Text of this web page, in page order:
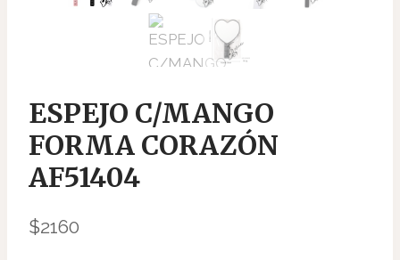
ESPEJO C/MANGO
FORMA CORAZÓN
AF51404
$2160